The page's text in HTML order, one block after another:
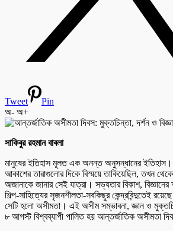
Tweet
Pin
অ- অ+
সাকিবুর রহমান বাবলা
মানুষের ইতিহাস মূলত এক অনন্ত অনুসন্ধানের
আকাশের তারাগুলোর দিকে বিস্ময়ে তাকিয়েছিল, তখন
অজানাকে জানার সেই যাত্রা। সভ্যতার বিকাশ,
শিল্প-সাহিত্যের সৃজনশীলতা-সবকিছুর কেন্দ্রবিন্দুতেই
সেটি হলো অসীমতা। এই অসীম সম্ভাবনা, জ্ঞান ও
৮ আগস্ট বিশ্বব্যাপী পালিত হয় আন্তর্জাতিক অসীমতা